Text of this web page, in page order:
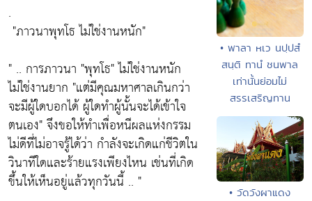
.
"ภาวนาพุทโธ ไม่ใช่งานหนัก"
" .. การภาวนา "พุทโธ"ไม่ใช่งานหนัก
ไม่ใช่งานยาก "แต่มีคุณมหาศาลเกินกว่า
จะมีผู้ใดบอกได้ ผู้ใดทำผู้นั้นจะได้เข้าใจ
ตนเอง"จึงขอให้ทำเพื่อหนีผลแห่งกรรม
ไม่ดีที่ไม่อาจรู้ได้ว่า กำลังจะเกิดแก่ชีวิตใน
วินาทีใดและร้ายแรงเพียงไหน เช่นที่เกิด
ขึ้นให้เห็นอยู่แล้วทุกวันนี้ .. "
• พาลา หเว นปฺปสํ
สนฺติ ทานํ ชนพาล
เท่านั้นย่อมไม่
สรรเสริญทาน
• วัดวังผาแดง